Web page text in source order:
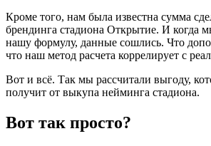
Кроме того, нам была известна сумма
брендинга стадиона Открытие. И когда
нашу формулу, данные сошлись. Что
что наш метод расчета коррелирует с
Вот и всё. Так мы рассчитали выгоду,
получит от выкупа нейминга стадиона.
Вот так просто?